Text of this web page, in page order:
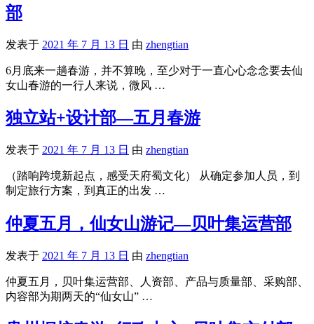
部
发表于 2021 年 7 月 13 日 由 zhengtian
6月底来一趟春游，并不算晚，至少对于一直心心念念要去仙
女山春游的一行人来说，微风 …
独立站+设计部—五月春游
发表于 2021 年 7 月 13 日 由 zhengtian
（踏响跨境新起点，感受天府蜀文化） 从确定参加人员，到
制定旅行方案，到真正的出发 …
仲夏五月，仙女山游记—贝叶集运营部
发表于 2021 年 7 月 13 日 由 zhengtian
仲夏五月，贝叶集运营部、人资部、产品与质量部、采购部、
内容部为期两天的“仙女山” …